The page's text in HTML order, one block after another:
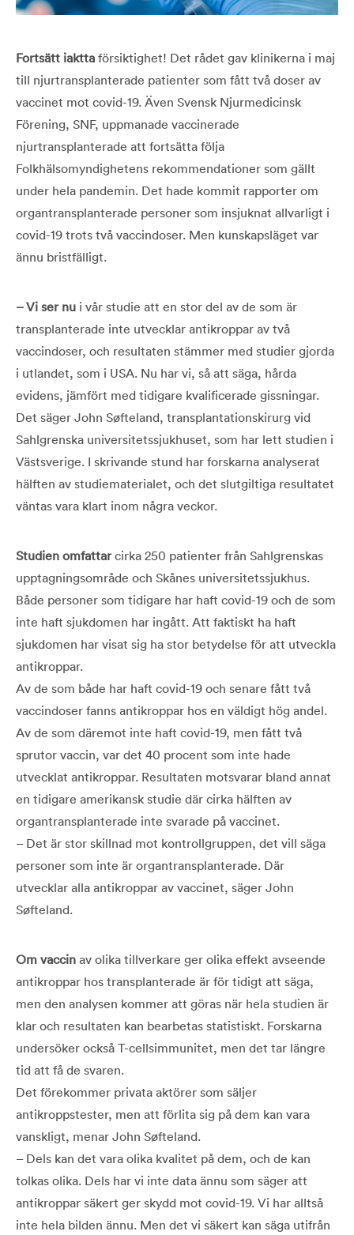
Fortsätt iaktta försiktighet! Det rådet gav klinikerna i maj
till njurtransplanterade patienter som fått två doser av
vaccinet mot covid-19. Även Svensk Njurmedicinsk
Förening, SNF, uppmanade vaccinerade
njurtransplanterade att fortsätta följa
Folkhälsomyndighetens rekommendationer som gällt
under hela pandemin. Det hade kommit rapporter om
organtransplanterade personer som insjuknat allvarligt i
covid-19 trots två vaccindoser. Men kunskapsläget var
ännu bristfälligt.
– Vi ser nu i vår studie att en stor del av de som är
transplanterade inte utvecklar antikroppar av två
vaccindoser, och resultaten stämmer med studier gjorda
i utlandet, som i USA. Nu har vi, så att säga, hårda
evidens, jämfört med tidigare kvalificerade gissningar.
Det säger John Søfteland, transplantationskirurg vid
Sahlgrenska universitetssjukhuset, som har lett studien i
Västsverige. I skrivande stund har forskarna analyserat
hälften av studiematerialet, och det slutgiltiga resultatet
väntas vara klart inom några veckor.
Studien omfattarcirka 250 patienter från Sahlgrenskas
upptagningsområde och Skånes universitetssjukhus.
Både personer som tidigare har haft covid-19 och de som
inte haft sjukdomen har ingått. Att faktiskt ha haft
sjukdomen har visat sig ha stor betydelse för att utveckla
antikroppar.
Av de som både har haft covid-19 och senare fått två
vaccindoser fanns antikroppar hos en väldigt hög andel.
Av de som däremot inte haft covid-19, men fått två
sprutor vaccin, var det 40 procent som inte hade
utvecklat antikroppar. Resultaten motsvarar bland annat
en tidigare amerikansk studie där cirka hälften av
organtransplanterade inte svarade på vaccinet.
– Det är stor skillnad mot kontrollgruppen, det vill säga
personer som inte är organtransplanterade. Där
utvecklar alla antikroppar av vaccinet, säger John
Søfteland.
Om vaccin av olika tillverkare ger olika effekt avseende
antikroppar hos transplanterade är för tidigt att säga,
men den analysen kommer att göras när hela studien är
klar och resultaten kan bearbetas statistiskt. Forskarna
undersöker också T-cells­immunitet, men det tar längre
tid att få de svaren.
Det förekommer privata aktörer som säljer
antikroppstester, men att förlita sig på dem kan vara
vanskligt, menar John Søfteland.
– Dels kan det vara olika kvalitet på dem, och de kan
tolkas olika. Dels har vi inte data ännu som säger att
antikroppar säkert ger skydd mot covid-19. Vi har alltså
inte hela bilden ännu. Men det vi säkert kan säga utifrån